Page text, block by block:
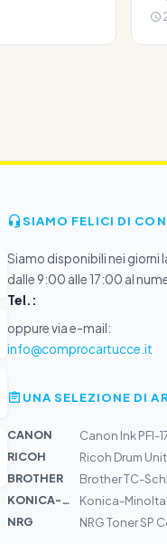
SIAMO FELICI DI
Siamo disponibili nei giorni
dalle 9:00 alle 17:00 al
Tel.:
oppure via e-mail:
info@comprocartucce.it
UNA SELEZIONE DI
CANON
Canon Ink PFI-
RICOH
Ricoh Drum
BROTHER
Brother TC-
KONICA-MIN...
Konica-Minolta
NRG
NRG Toner SP